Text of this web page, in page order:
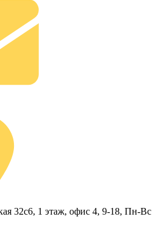
32с6, 1 этаж, офис 4, 9-18, Пн-Вс